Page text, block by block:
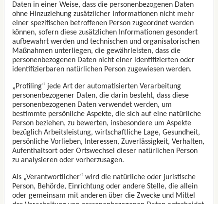
Daten in einer Weise, dass die personenbezogenen Daten
ohne Hinzuziehung zusätzlicher Informationen nicht mehr
einer spezifischen betroffenen Person zugeordnet werden
können, sofern diese zusätzlichen Informationen gesondert
aufbewahrt werden und technischen und organisatorischen
Maßnahmen unterliegen, die gewährleisten, dass die
personenbezogenen Daten nicht einer identifizierten oder
identifizierbaren natürlichen Person zugewiesen werden.
„Profiling“ jede Art der automatisierten Verarbeitung
personenbezogener Daten, die darin besteht, dass diese
personenbezogenen Daten verwendet werden, um
bestimmte persönliche Aspekte, die sich auf eine natürliche
Person beziehen, zu bewerten, insbesondere um Aspekte
bezüglich Arbeitsleistung, wirtschaftliche Lage, Gesundheit,
persönliche Vorlieben, Interessen, Zuverlässigkeit, Verhalten,
Aufenthaltsort oder Ortswechsel dieser natürlichen Person
zu analysieren oder vorherzusagen.
Als „Verantwortlicher“ wird die natürliche oder juristische
Person, Behörde, Einrichtung oder andere Stelle, die allein
oder gemeinsam mit anderen über die Zwecke und Mittel